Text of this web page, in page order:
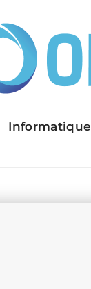
Informatique